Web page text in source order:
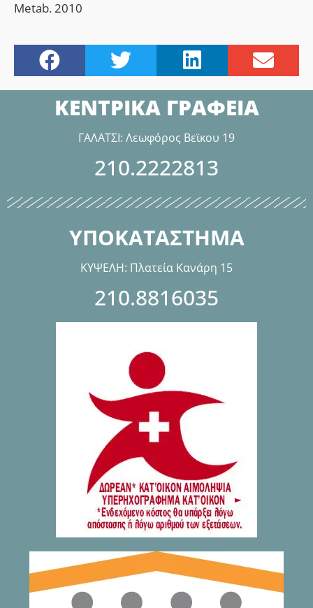
Metab. 2010
ΚΕΝΤΡΙΚΑ ΓΡΑΦΕΙΑ
ΓΑΛΑΤΣΙ: Λεωφόρος Βεϊκου 19
210.2222813
ΥΠΟΚΑΤΑΣΤΗΜΑ
ΚΥΨΕΛΗ: Πλατεία Κανάρη 15
210.8816035